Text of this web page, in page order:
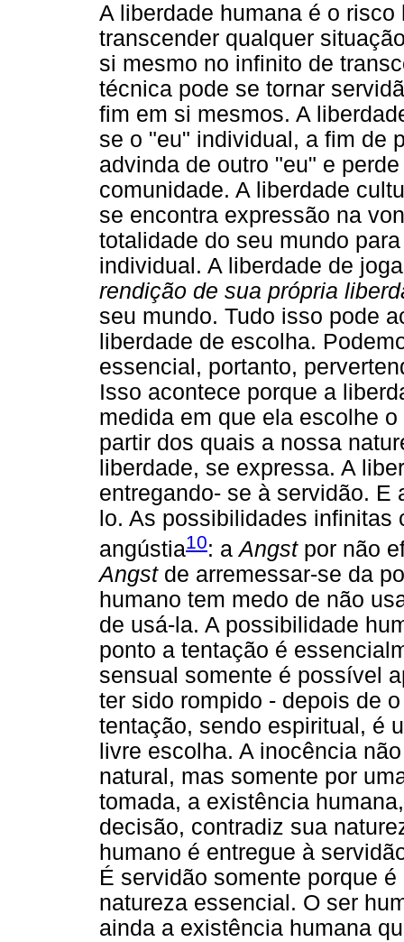
A liberdade humana é o
transcender qualquer
si mesmo no infinito de
técnica pode se tornar
fim em si mesmos. A
se o "eu" individual, a fim de
advinda de outro "eu" e
comunidade. A liberdade
se encontra expressão na
totalidade do seu mundo
individual. A liberdade de
rendição de sua própria
seu mundo. Tudo isso pode
liberdade de escolha.
essencial, portanto,
Isso acontece porque a
medida em que ela escolhe
partir dos quais a nossa
liberdade, se expressa. A
entregando- se à servidão. E
lo. As possibilidades
angústia10: aAngstpor não
Angstde arremessar-se da
humano tem medo de não
de usá-la. A possibilidade
ponto a tentação é
sensual somente é possível
ter sido rompido - depois de
tentação, sendo espiritual, é
livre escolha. A inocência
natural, mas somente por
tomada, a existência
decisão, contradiz sua
humano é entregue à
É servidão somente porque
natureza essencial. O ser
ainda a existência humana